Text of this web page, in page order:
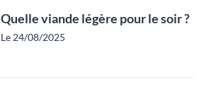
Quelle viande légère pour le soir ?
Le 24/08/2025